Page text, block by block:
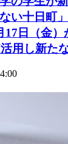
い十日町
17日（金
用し新た